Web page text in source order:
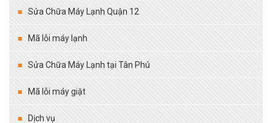
Sửa Chữa Máy Lạnh Quận 12
Mã lỗi máy lạnh
Sửa Chữa Máy Lạnh tại Tân Phú
Mã lỗi máy giặt
Dịch vụ